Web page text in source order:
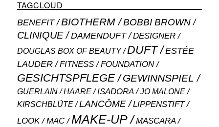
TAGCLOUD
BENEFIT BIOTHERM BOBBI BROWN
CLINIQUE DAMENDUFT DESIGNER
DOUGLAS BOX OF BEAUTY DUFT
ESTÉE
LAUDER
FITNESS FOUNDATION
GESICHTSPFLEGE GEWINNSPIEL
GUERLAIN HAARE ISADORA JO MALONE
KIRSCHBLÜTE LANCÔME LIPPENSTIFT
LOOK MAC MAKE-UP MASCARA